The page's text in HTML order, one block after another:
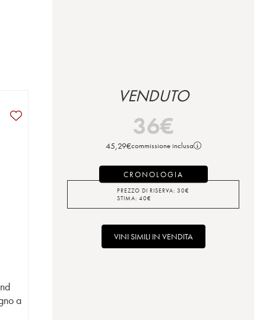
a
VENDUTO
36€
45,29€commissione inclusa
CRONOLOGIA
PREZZO DI RISERVA: 30€
STIMA: 40€
VINI SIMILI IN VENDITA